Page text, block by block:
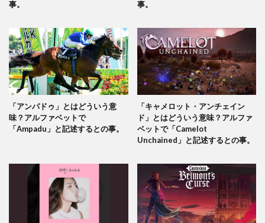
事。
事。
「アンパドゥ」とはどういう意
味？アルファベットで
「Ampadu」と記述するとの事。
「キャメロット・アンチェイン
ド」とはどういう意味？アルファ
ベットで「Camelot
Unchained」と記述するとの事。